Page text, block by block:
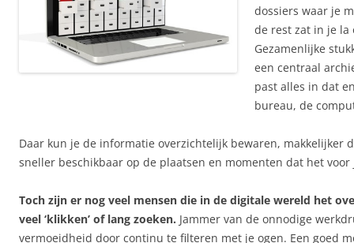
dossiers waar je
de rest zat in je la
Gezamenlijke
een centraal
past alles in dat
bureau, de
Daar kun je de informatie overzichtelijk bewaren, makkelijker
sneller beschikbaar op de plaatsen en momenten dat het
Toch zijn er nog veel mensen die in de digitale wereld het
veel ‘klikken’ of lang zoeken. Jammer van de onnodige
vermoeidheid door continu te filteren met je ogen. Een goed